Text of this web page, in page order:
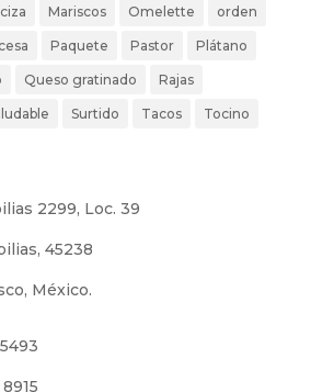
Mariscos Omelette orden
Paquete Pastor Plátano
Queso gratinado Rajas
Surtido Tacos Tocino
2299, Loc. 39
45238
México.